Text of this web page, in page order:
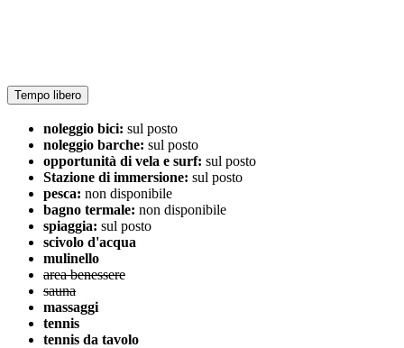
Tempo libero
noleggio bici: sul posto
noleggio barche: sul posto
opportunità di vela e surf: sul posto
Stazione di immersione: sul posto
pesca: non disponibile
bagno termale: non disponibile
spiaggia: sul posto
scivolo d'acqua
mulinello
area benessere
sauna
massaggi
tennis
tennis da tavolo